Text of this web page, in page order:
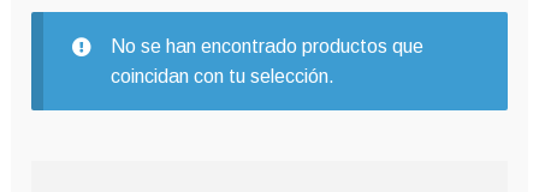
No se han encontrado productos que
coincidan con tu selección.